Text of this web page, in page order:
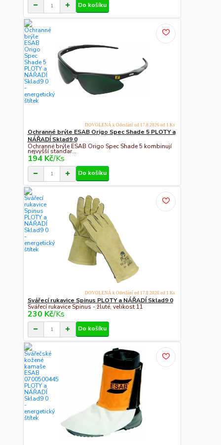
Do košíku
Ochranné brýle ESAB Origo Spec Shade 5 PLOTY a
NÁŘADÍ Sklad9 0
Ochranné brýle ESAB Origo Spec Shade 5 kombinují
nejvyšší standar...
194 Kč/Ks
DOVOLENÁ k Odeslání od 17.8.2026 od 1 Ks
Do košíku
Svářecí rukavice Spinus PLOTY a NÁŘADÍ Sklad9 0
Svářecí rukavice Spinus - žluté, velikost 11
230 Kč/Ks
DOVOLENÁ k Odeslání od 17.8.2026 od 1 Ks
Do košíku